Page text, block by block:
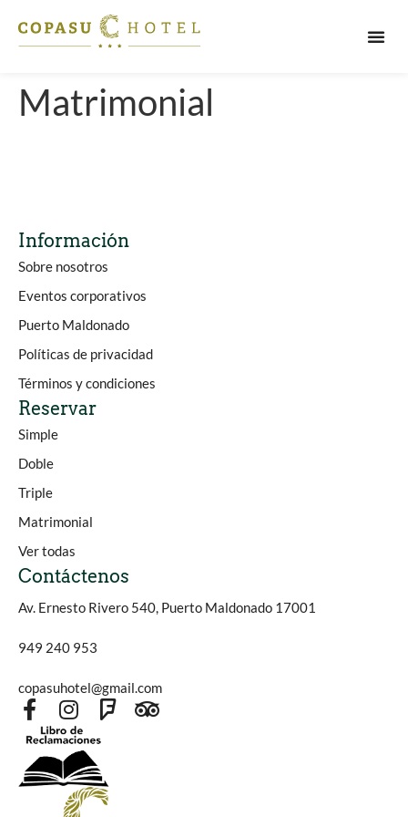
Matrimonial
Información
Sobre nosotros
Eventos corporativos
Puerto Maldonado
Políticas de privacidad
Términos y condiciones
Reservar
Simple
Doble
Triple
Matrimonial
Ver todas
Contáctenos
Av. Ernesto Rivero 540, Puerto Maldonado 17001
949 240 953
copasuhotel@gmail.com